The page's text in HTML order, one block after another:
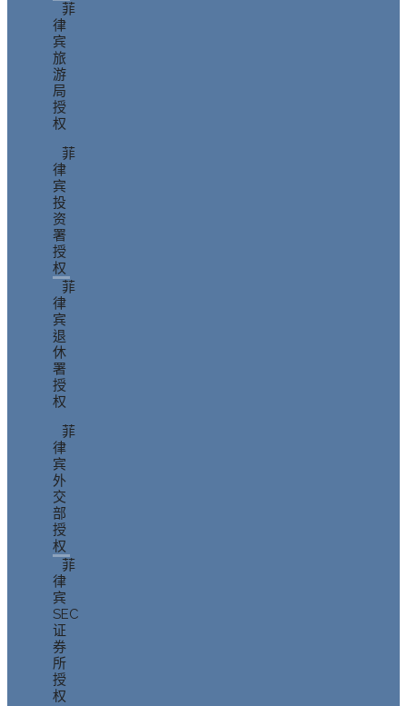
菲
律
宾
旅
游
局
授
权
菲
律
宾
投
资
署
授
权
菲
律
宾
退
休
署
授
权
菲
律
宾
外
交
部
授
权
菲
律
宾
SEC
证
券
所
授
权